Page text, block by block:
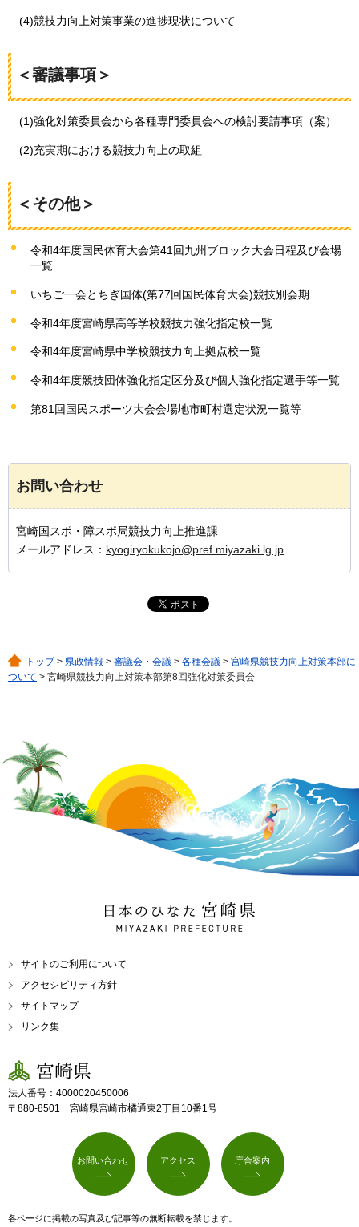
(4)競技力向上対策事業の進捗現状について
＜審議事項＞
(1)強化対策委員会から各種専門委員会への検討要請事項（案）
(2)充実期における競技力向上の取組
＜その他＞
令和4年度国民体育大会第41回九州ブロック大会日程及び会場
一覧
いちご一会とちぎ国体(第77回国民体育大会)競技別会期
令和4年度宮崎県高等学校競技力強化指定校一覧
令和4年度宮崎県中学校競技力向上拠点校一覧
令和4年度競技団体強化指定区分及び個人強化指定選手等一覧
第81回国民スポーツ大会会場地市町村選定状況一覧等
お問い合わせ
宮崎国スポ・障スポ局競技力向上推進課
メールアドレス： kyogiryokukojo@pref.miyazaki.lg.jp
トップ> 県政情報 > 審議会・会議 > 各種会議 > 宮崎県競技力向上対策本部に
ついて > 宮崎県競技力向上対策本部第8回強化対策委員会
日本のひなた 宮崎県
MIYAZAKI PREFECTURE
サイトのご利用について
アクセシビリティ方針
サイトマップ
リンク集
宮崎県
法人番号：4000020450006
〒880-8501 宮崎県宮崎市橘通東2丁目10番1号
お問い合わせ アクセス 庁舎案内
各ページに掲載の写真及び記事等の無断転載を禁じます。